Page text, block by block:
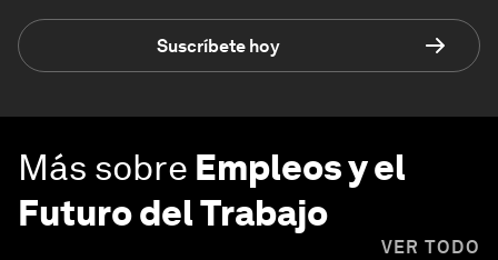
Suscríbete hoy
Más sobre Empleos y el
Futuro del Trabajo
VER TODO